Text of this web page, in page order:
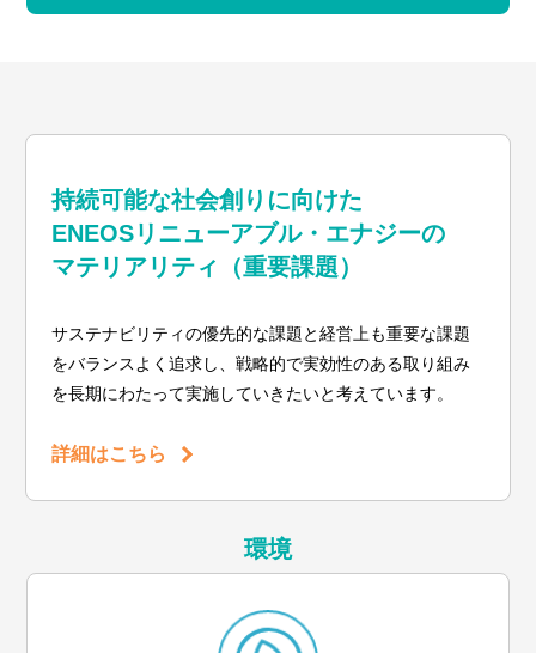
持続可能な社会創りに向けた
ENEOSリニューアブル・エナジーの
マテリアリティ（重要課題）
サステナビリティの優先的な課題と経営上も重要な課題
をバランスよく追求し、戦略的で実効性のある取り組み
を長期にわたって実施していきたいと考えています。
詳細はこちら
環境